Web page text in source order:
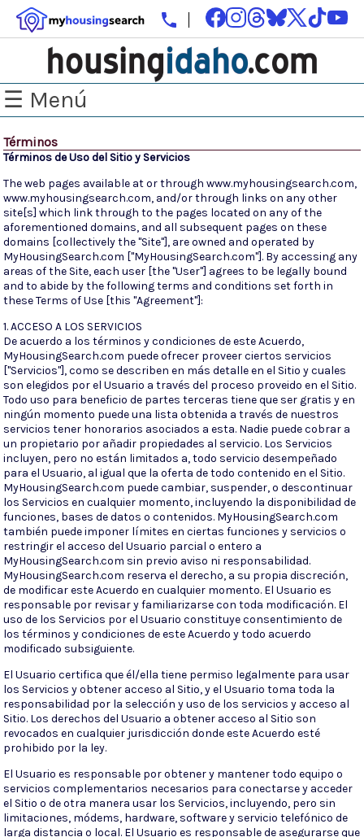
☰ Menú
Términos
Términos de Uso del Sitio y Servicios
The web pages available at or through www.myhousingsearch.com,
www.myhousingsearch.com, and/or through links on any other
site[s] which link through to the pages located on any of the
aforementioned domains, and all subsequent pages on these
domains [collectively the "Site"], are owned and operated by
MyHousingSearch.com ["MyHousingSearch.com"]. By accessing any
areas of the Site, each user [the "User"] agrees to be legally bound
and to abide by the following terms and conditions set forth in
these Terms of Use [this "Agreement"]:
1. ACCESO A LOS SERVICIOS
De acuerdo a los términos y condiciones de este Acuerdo,
MyHousingSearch.com puede ofrecer proveer ciertos servicios
["Servicios"], como se describen en más detalle en el Sitio y cuales
son elegidos por el Usuario a través del proceso proveido en el Sitio.
Todo uso para beneficio de partes terceras tiene que ser gratis y en
ningún momento puede una lista obtenida a través de nuestros
servicios tener honorarios asociados a esta. Nadie puede cobrar a
un propietario por añadir propiedades al servicio. Los Servicios
incluyen, pero no están limitados a, todo servicio desempeñado
para el Usuario, al igual que la oferta de todo contenido en el Sitio.
MyHousingSearch.com puede cambiar, suspender, o descontinuar
los Servicios en cualquier momento, incluyendo la disponibilidad de
funciones, bases de datos o contenidos. MyHousingSearch.com
también puede imponer límites en ciertas funciones y servicios o
restringir el acceso del Usuario parcial o entero a
MyHousingSearch.com sin previo aviso ni responsabilidad.
MyHousingSearch.com reserva el derecho, a su propia discreción,
de modificar este Acuerdo en cualquier momento. El Usuario es
responsable por revisar y familiarizarse con toda modificación. El
uso de los Servicios por el Usuario constituye consentimiento de
los términos y condiciones de este Acuerdo y todo acuerdo
modificado subsiguiente.
El Usuario certifica que él/ella tiene permiso legalmente para usar
los Servicios y obtener acceso al Sitio, y el Usuario toma toda la
responsabilidad por la selección y uso de los servicios y acceso al
Sitio. Los derechos del Usuario a obtener acceso al Sitio son
revocados en cualquier jurisdicción donde este Acuerdo esté
prohibido por la ley.
El Usuario es responsable por obtener y mantener todo equipo o
servicios complementarios necesarios para conectarse y acceder
el Sitio o de otra manera usar los Servicios, incluyendo, pero sin
limitaciones, módems, hardware, software y servicio telefónico de
larga distancia o local. El Usuario es responsable de asegurarse que